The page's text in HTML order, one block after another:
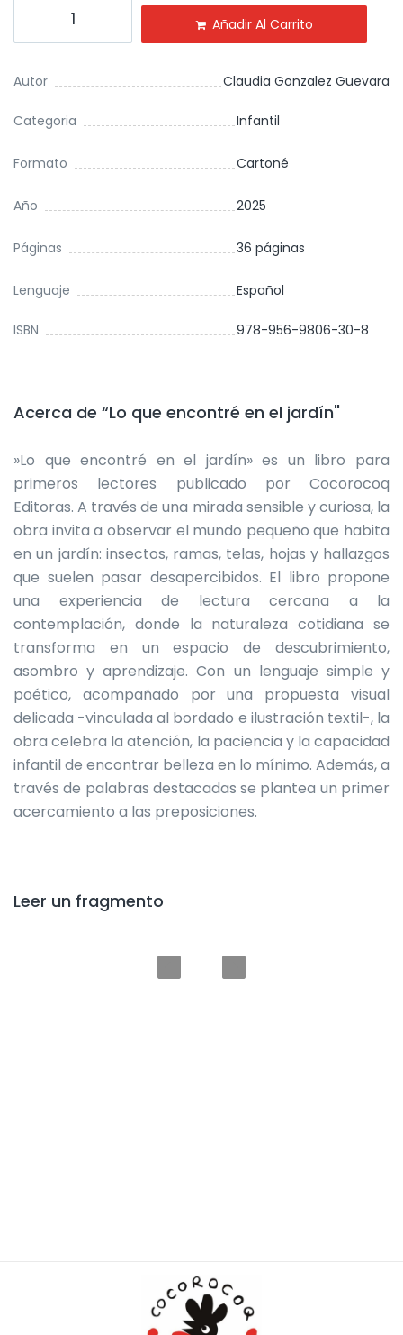
Añadir Al Carrito
Autor Claudia Gonzalez Guevara
Categoria Infantil
Formato Cartoné
Año 2025
Páginas 36 páginas
Lenguaje Español
ISBN 978-956-9806-30-8
Acerca de “Lo que encontré en el jardín"
»Lo que encontré en el jardín» es un libro para
primeros lectores publicado por Cocorocoq
Editoras. A través de una mirada sensible y curiosa, la
obra invita a observar el mundo pequeño que habita
en un jardín: insectos, ramas, telas, hojas y hallazgos
que suelen pasar desapercibidos. El libro propone
una experiencia de lectura cercana a la
contemplación, donde la naturaleza cotidiana se
transforma en un espacio de descubrimiento,
asombro y aprendizaje. Con un lenguaje simple y
poético, acompañado por una propuesta visual
delicada -vinculada al bordado e ilustración textil-, la
obra celebra la atención, la paciencia y la capacidad
infantil de encontrar belleza en lo mínimo. Además, a
través de palabras destacadas se plantea un primer
acercamiento a las preposiciones.
Leer un fragmento